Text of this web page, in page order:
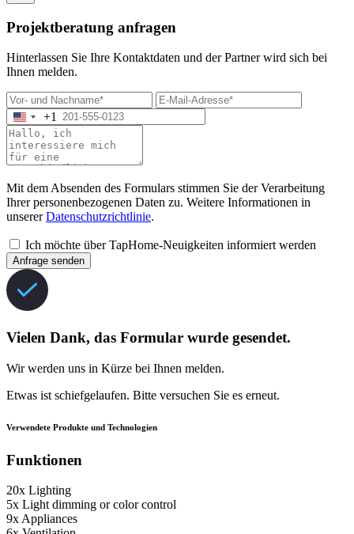
Projektberatung anfragen
Hinterlassen Sie Ihre Kontaktdaten und der Partner wird sich bei
Ihnen melden.
+1
Mit dem Absenden des Formulars stimmen Sie der Verarbeitung
Ihrer personenbezogenen Daten zu. Weitere Informationen in
unsererDatenschutzrichtlinie.
Ich möchte über TapHome-Neuigkeiten informiert werden
Anfrage senden
Vielen Dank, das Formular wurde gesendet.
Wir werden uns in Kürze bei Ihnen melden.
Etwas ist schiefgelaufen. Bitte versuchen Sie es erneut.
Verwendete Produkte und Technologien
Funktionen
20x Lighting
5x Light dimming or color control
9xAppliances